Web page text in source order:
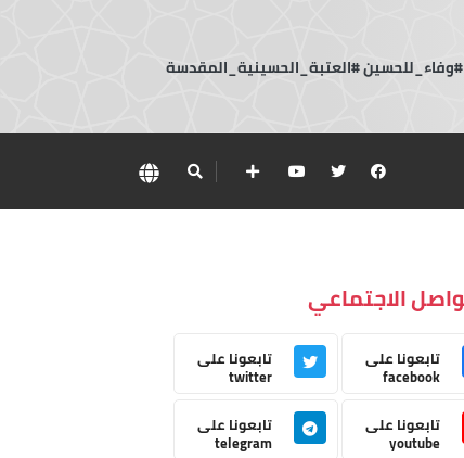
#وفاء_للحسين #العتبة_الحسينية_المقدسة
الاجتماعي
تابعونا على
facebook
تابعونا على
twitter
تابعونا على
youtube
تابعونا على
telegram